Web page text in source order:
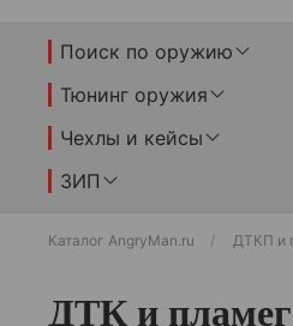
Поиск по оружию
Тюнинг оружия
Чехлы и кейсы
ЗИП
Каталог AngryMan.ru ДТКП и
ДТК и